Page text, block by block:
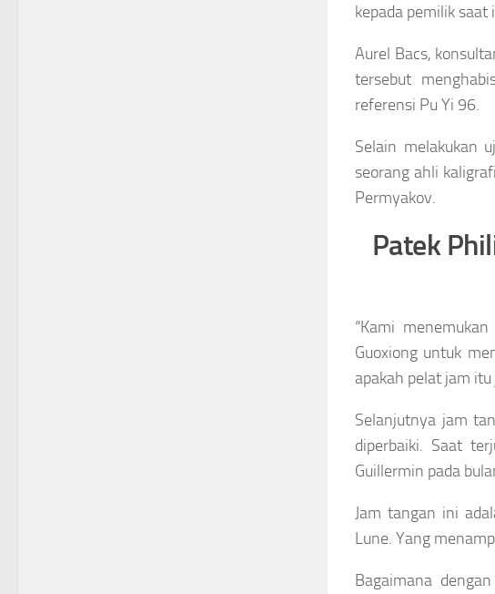
kepada pemilik
Aurel Bacs,
tersebut
referensi Pu Yi 96.
Selain melakukan
seorang ahli
Permyakov.
Patek
“Kami
Guoxiong untuk
apakah pelat jam
Selanjutnya jam
diperbaiki. Saat
Guillermin pada
Jam tangan ini
Lune. Yang
Bagaimana